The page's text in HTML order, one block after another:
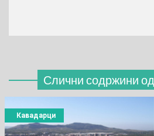
Слични содржини од
Кавадарци